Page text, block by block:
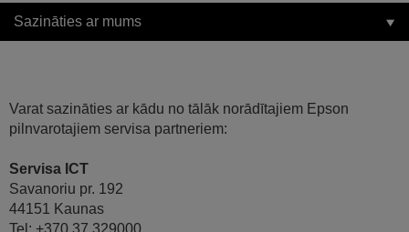
Sazināties ar mums
Varat sazināties ar kādu no tālāk norādītajiem Epson
pilnvarotajiem servisa partneriem:
Servisa ICT
Savanoriu pr. 192
44151 Kaunas